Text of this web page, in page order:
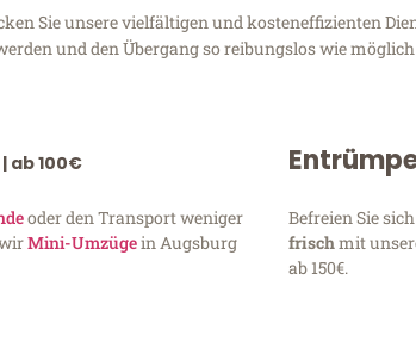
Sie unsere vielfältigen und kosteneffizienten
und den Übergang so reibungslos wie
| ab 100€
oder den Transport weniger
wirMini-Umzügein Augsburg
Befreien Sie
frischmit
ab 150€.